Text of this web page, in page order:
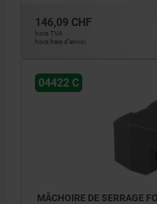
146,09 CHF
hors TVA
hors frais d’envoi
04422 C
MÂCHOIRE DE SERRAGE